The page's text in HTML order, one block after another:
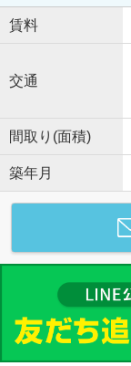
賃料
交通
間取り(面積)
築年月